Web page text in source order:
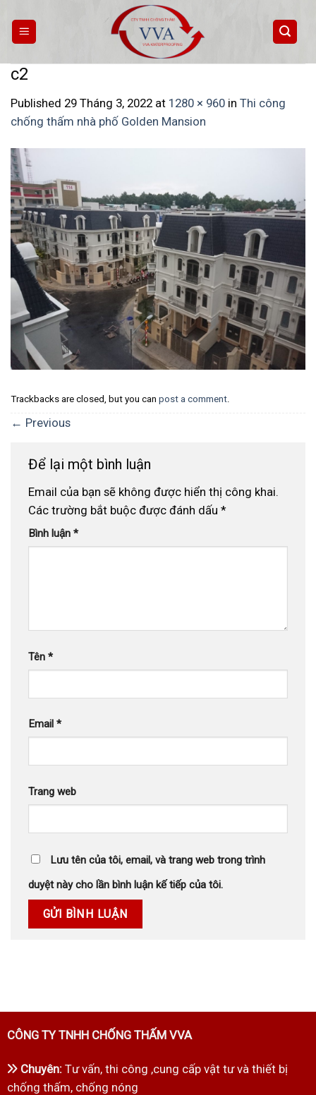
content
c2
Published 29 Tháng 3, 2022 at 1280 × 960 in Thi công
chống thấm nhà phố Golden Mansion
Trackbacks are closed, but you can post a comment.
← Previous
Để lại một bình luận
Email của bạn sẽ không được hiển thị công khai.
Các trường bắt buộc được đánh dấu *
Bình luận *
Tên *
Email *
Trang web
Lưu tên của tôi, email, và trang web trong trình
duyệt này cho lần bình luận kế tiếp của tôi.
CÔNG TY TNHH CHỐNG THẤM VVA
Chuyên:Tư vấn, thi công ,cung cấp vật tư và thiết bị
chống thấm, chống nóng